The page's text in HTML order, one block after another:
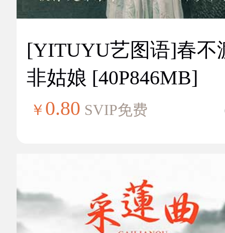
[YITUYU艺图语]春不
非姑娘 [40P846MB]
￥ 0.80 SVIP免费